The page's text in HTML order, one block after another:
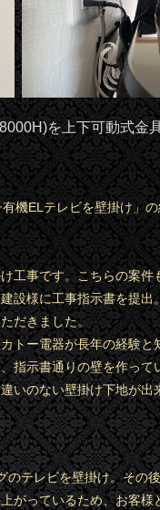
を上下可動式金
機ELテレビを壁掛け」
工事です。こちらの案件
設様に工事指示書を提出
だきました。
トー電器が長年の経験と
指示書通りの壁を作って
いのない壁掛け下地が出
のテレビを壁掛け。その
がっているため、お客様